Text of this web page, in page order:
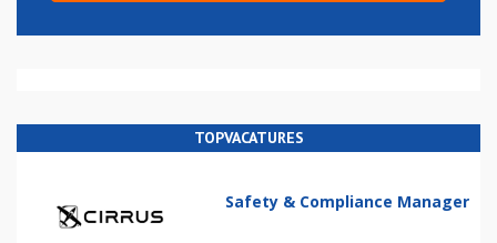
TOPVACATURES
Safety & Compliance Manager